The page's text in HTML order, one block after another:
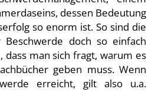
dessen Bedeutung
so enorm ist. So sind die
doch so einfach
dass man sich fragt, warum es
geben muss. Wenn
erreicht, gilt also u.a.